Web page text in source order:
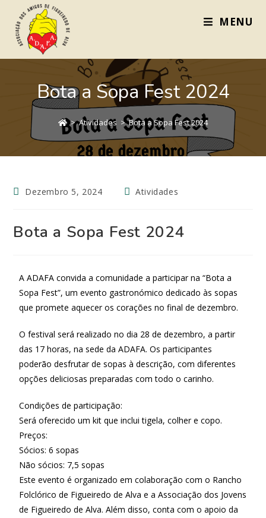
MENU
Bota a Sopa Fest 2024
> Atividades > Bota a Sopa Fest 2024
Dezembro 5, 2024 Atividades
Bota a Sopa Fest 2024
A ADAFA convida a comunidade a participar na “Bota a
Sopa Fest”, um evento gastronómico dedicado às sopas
que promete aquecer os corações no final de dezembro.
O festival será realizado no dia 28 de dezembro, a partir
das 17 horas, na sede da ADAFA. Os participantes
poderão desfrutar de sopas à descrição, com diferentes
opções deliciosas preparadas com todo o carinho.
Condições de participação:
Será oferecido um kit que inclui tigela, colher e copo.
Preços:
Sócios: 6 sopas
Não sócios: 7,5 sopas
Este evento é organizado em colaboração com o Rancho
Folclórico de Figueiredo de Alva e a Associação dos Jovens
de Figueiredo de Alva. Além disso, conta com o apoio da